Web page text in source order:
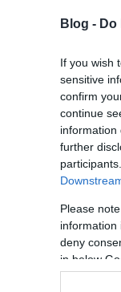
Blog -
If you wish
sensitive
confirm
continue
information
further
Please
information
deny
in below
szakállakkal a